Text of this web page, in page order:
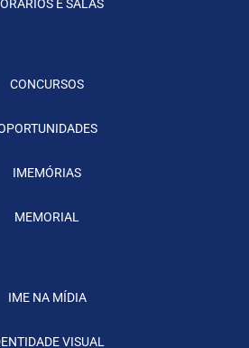
E SALAS
CONCURSOS
IMEMÓRIAS
MEMORIAL
IME NA MÍDIA
VISUAL